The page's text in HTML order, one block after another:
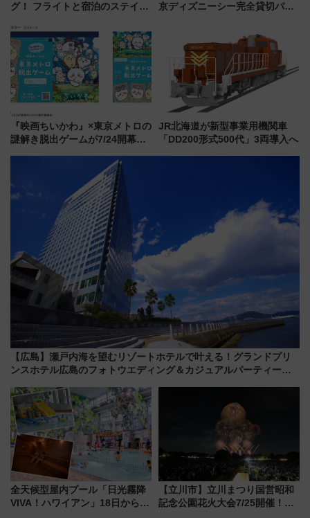
グ！ フライトと宿泊のステイタ
上級会員資格を効率よく獲得す
る方法を解説
京ディズニーシー完全貸切パー
ーン始まる 条件は「夏の国内
線に2回搭乗」
『映画ちいかわ』×東京メトロの
謎解き脱出ゲームが7/24開幕！
遊び方を解説！（7/10発売開
JR北海道が新型事業用機関車
「DD200形式500代」3両導入へ
【広島】瀬戸内海を望むリゾートホテルで叶える！グランドプリ
ンスホテル広島のフォトウエディング＆カジュアルパーティープ
全天候型屋内プール「日光霧降
VIVA！ハワイアン」18日から営
【立川市】立川まつり国営昭和
記念公園花火大会7/25開催！